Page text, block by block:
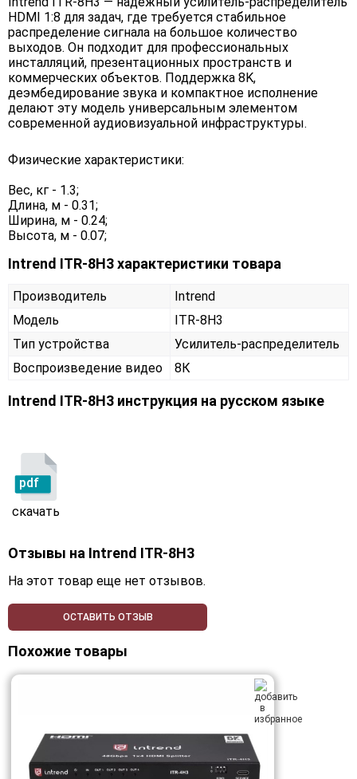
HDMI 1:8 для задач, где требуется стабильное
распределение сигнала на большое количество
выходов. Он подходит для профессиональных
инсталляций, презентационных пространств и
коммерческих объектов. Поддержка 8K,
деэмбедирование звука и компактное исполнение
делают эту модель универсальным элементом
современной аудиовизуальной инфраструктуры.
Физические характеристики:
Вес, кг - 1.3;
Длина, м - 0.31;
Ширина, м - 0.24;
Высота, м - 0.07;
Intrend ITR-8H3 характеристики товара
Производитель
Intrend
Модель
ITR-8H3
Тип устройства
Усилитель-распределитель
Воспроизведение видео
8К
Intrend ITR-8H3 инструкция на русском языке
pdf
скачать
Отзывы на Intrend ITR-8H3
На этот товар еще нет отзывов.
ОСТАВИТЬ ОТЗЫВ
Похожие товары